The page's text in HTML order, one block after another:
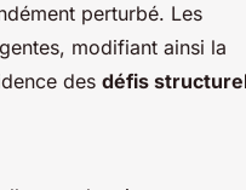
perturbé. Les
modifiant ainsi la
des défis